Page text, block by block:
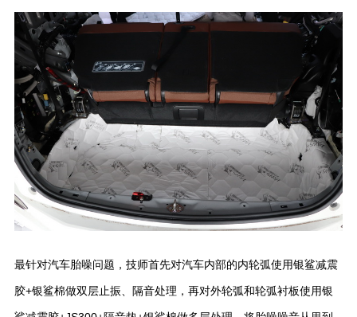
最针对汽车胎噪问题，技师首先对汽车内部的内轮弧使用银鲨减震
胶+银鲨棉做双层止振、隔音处理，再对外轮弧和轮弧衬板使用银